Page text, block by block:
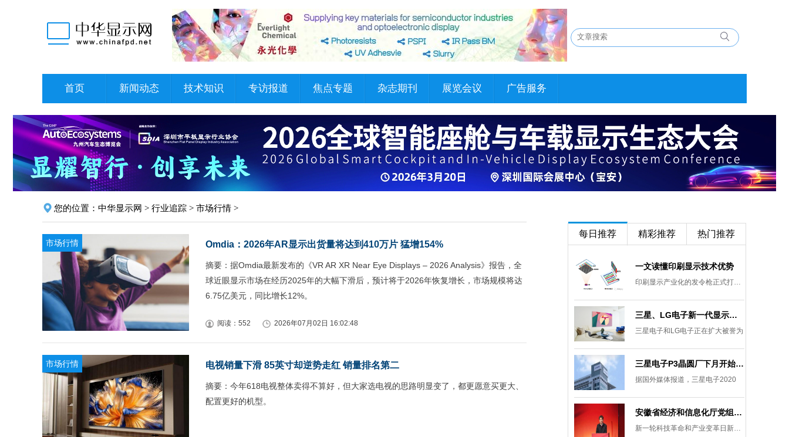
首页 新闻动态 技术知识 专访报道 焦点专题 杂志期刊 展览会议 广告服务
您的位置： 中华显示网 > 行业追踪 > 市场行情 >
市场行情 Omdia：2026年AR显示出货量将达到410万片 猛增154%
摘要：据Omdia最新发布的《VR AR XR Near Eye Displays – 2026 Analysis》报告，全
球近眼显示市场在经历2025年的大幅下滑后，预计将于2026年恢复增长，市场规模将达
6.75亿美元，同比增长12%。
阅读：552 2026年07月02日 16:02:48
市场行情 电视销量下滑 85英寸却逆势走红 销量排名第二
摘要：今年618电视整体卖得不算好，但大家选电视的思路明显变了，都更愿意买更大、
配置更好的机型。
每日推荐 精彩推荐 热门推荐
一文读懂印刷显示技术优势
印刷显示产业化的发令枪正式打响。
三星、LG电子新一代显示发展目标：集中扩大Micro LED 应用产品线
三星电子和LG电子正在扩大被誉为
三星电子P3晶圆厂下月开始安装设备，计划下半年建成
据国外媒体报道，三星电子2020
安徽省经济和信息化厅党组成员、副厅长柯文斌：掌握显示技术发展主动权 打造新型显示产业制造集群
新一轮科技革命和产业变革日新月异